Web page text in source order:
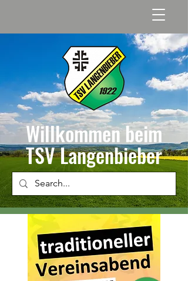
Willkommen beim
TSV Langenbieber